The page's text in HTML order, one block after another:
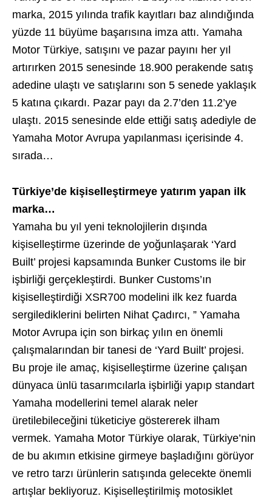
marka, 2015 yılında trafik kayıtları baz alındığında
yüzde 11 büyüme başarısına imza attı. Yamaha
Motor Türkiye, satışını ve pazar payını her yıl
artırırken 2015 senesinde 18.900 perakende satış
adedine ulaştı ve satışlarını son 5 senede yaklaşık
5 katına çıkardı. Pazar payı da 2.7’den 11.2’ye
ulaştı. 2015 senesinde elde ettiği satış adediyle de
Yamaha Motor Avrupa yapılanması içerisinde 4.
sırada…
Türkiye’de kişiselleştirmeye yatırım yapan ilk
marka…
Yamaha bu yıl yeni teknolojilerin dışında
kişiselleştirme üzerinde de yoğunlaşarak ‘Yard
Built’ projesi kapsamında Bunker Customs ile bir
işbirliği gerçekleştirdi. Bunker Customs’ın
kişiselleştirdiği XSR700 modelini ilk kez fuarda
sergilediklerini belirten Nihat Çadırcı, ” Yamaha
Motor Avrupa için son birkaç yılın en önemli
çalışmalarından bir tanesi de ‘Yard Built’ projesi.
Bu proje ile amaç, kişiselleştirme üzerine çalışan
dünyaca ünlü tasarımcılarla işbirliği yapıp standart
Yamaha modellerini temel alarak neler
üretilebileceğini tüketiciye göstererek ilham
vermek. Yamaha Motor Türkiye olarak, Türkiye’nin
de bu akımın etkisine girmeye başladığını görüyor
ve retro tarzı ürünlerin satışında gelecekte önemli
artışlar bekliyoruz. Kişiselleştirilmiş motosiklet